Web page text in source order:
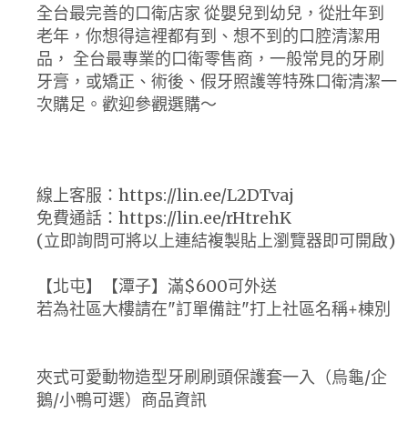
全台最完善的口衛店家 從嬰兒到幼兒，從壯年到
老年，你想得這裡都有到、想不到的口腔清潔用
品， 全台最專業的口衛零售商，一般常見的牙刷
牙膏，或矯正、術後、假牙照護等特殊口衛清潔一
次購足。歡迎參觀選購～
線上客服：https://lin.ee/L2DTvaj
免費通話：https://lin.ee/rHtrehK
(立即詢問可將以上連結複製貼上瀏覽器即可開啟)
【北屯】【潭子】滿$600可外送
若為社區大樓請在"訂單備註"打上社區名稱+棟別
夾式可愛動物造型牙刷刷頭保護套一入（烏龜/企
鵝/小鴨可選）商品資訊